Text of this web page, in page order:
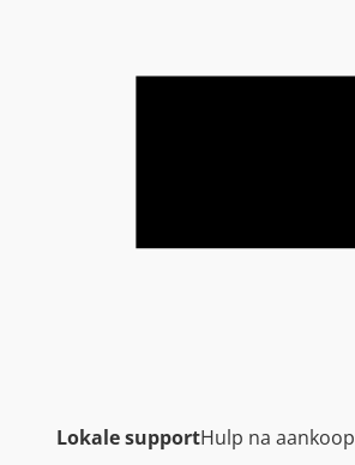
Lokale supportHulp na aankoop